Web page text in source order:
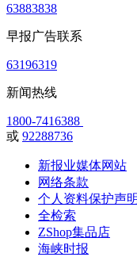
63883838
早报广告联系
63196319
新闻热线
1800-7416388
或 92288736
新报业媒体网站
网络条款
个人资料保护声明
全检索
ZShop集品店
海峡时报